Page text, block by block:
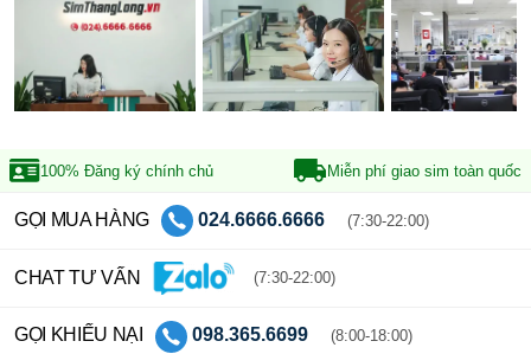
100% Đăng ký chính chủ Miễn phí giao sim toàn quốc
GỌI MUA HÀNG 024.6666.6666 (7:30-22:00)
CHAT TƯ VẤN (7:30-22:00)
GỌI KHIẾU NẠI 098.365.6699 (8:00-18:00)